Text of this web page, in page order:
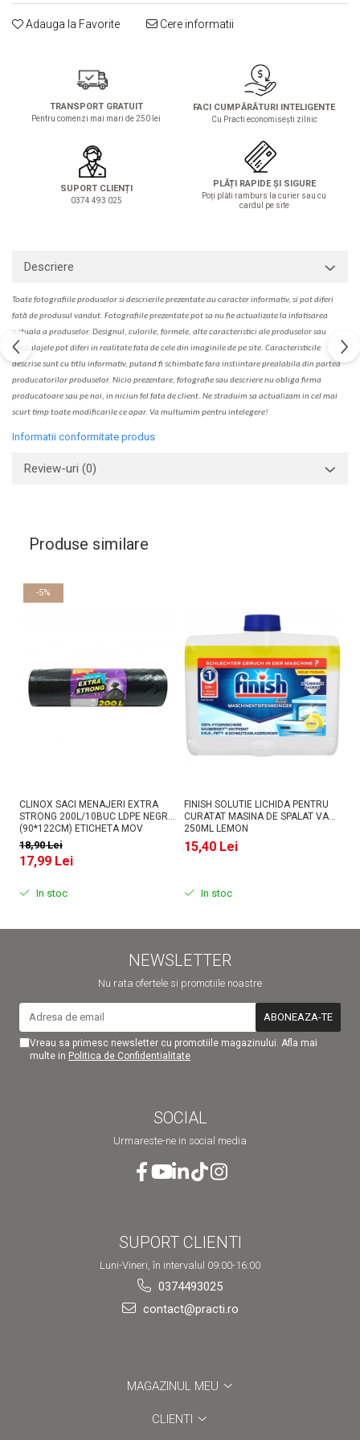
Solutie de indepartat rugina si
calcar
pentru par, masca de par
Vata demachianta
Adauga la Favorite Cere informatii
TRANSPORT GRATUIT
Pentru comenzi mai mari de 250 lei
FACI CUMPĂRĂTURI INTELIGENTE
Cu Practi economisești zilnic
SUPORT CLIENȚI
0374 493 025
PLĂȚI RAPIDE ȘI SIGURE
Poți plăti ramburs la curier sau cu
cardul pe site
Descriere
Toate fotografiile produselorsidescrierileprezentate au caracter informativ, si pot diferi
fată de produsul vandut. Fotografiile prezentate pot sa nu fie actualizate la infatisarea
actuala a produselor. Designul, culorile, formele, alte caracteristici ale produselor sau
ambalajele pot diferi in realitate fata de cele din imaginile de pe site. Caracteristicile
descrise sunt cu titlu informativ, putand fi schimbate fara instiintare prealabila din partea
producatorilor produselor. Nicio prezentare, fotografie sau descriere nu obliga firma
producatoare sau pe noi, in niciun fel fata de client. Ne straduim sa actualizam in cel mai
scurt timp toate modificarile ce apar. Va multumim pentru intelegere!
Informatii conformitate produs
Review-uri (0)
Produse similare
-5%
CLINOX SACI MENAJERI EXTRA
STRONG 200L/10BUC LDPE NEGRI
(90*122CM) ETICHETA MOV
18,90 Lei
17,99 Lei
In stoc
FINISH SOLUTIE LICHIDA PENTRU
CURATAT MASINA DE SPALAT VASE
250ML LEMON
15,40 Lei
In stoc
NEWSLETTER
Nu rata ofertele si promotiile noastre
Vreau sa primesc newsletter cu promotiile magazinului. Afla mai
multe in Politica de Confidentialitate
SOCIAL
Urmareste-ne in social media
SUPORT CLIENTI
Luni-Vineri, în intervalul 09:00-16:00
0374493025
contact@practi.ro
MAGAZINUL MEU
CLIENTI